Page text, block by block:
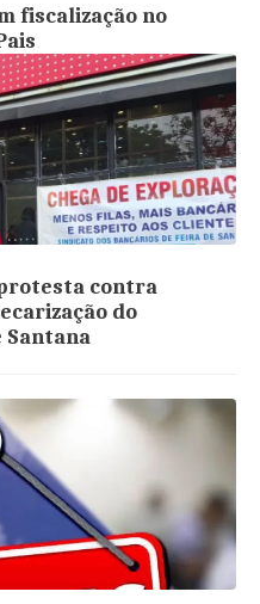
fiscalização no
contra
do
Santana